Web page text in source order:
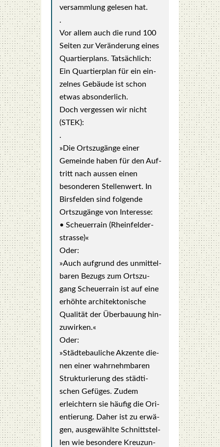
ver­samm­lung gele­sen hat.
.
Vor allem auch die rund 100
Sei­ten zur Ver­än­de­rung eines
Quar­tier­plans. Tat­säch­lich:
Ein Quar­tier­plan für ein ein­
zel­nes Gebäu­de ist schon
etwas abson­der­lich.
Doch ver­ges­sen wir nicht
(STEK):
.
»Die Orts­zu­gän­ge einer
Gemein­de haben für den Auf­
tritt nach aus­sen einen
beson­de­ren Stel­len­wert. In
Birs­fel­den sind fol­gen­de
Orts­zu­gän­ge von Inter­es­se:
• Scheu­er­rain (Rhein­fel­d­er­
stras­se)«
Oder:
»Auch auf­grund des unmit­tel­
ba­ren Bezugs zum Orts­zu­
gang Scheu­er­rain ist auf eine
erhöh­te archi­tek­to­ni­sche
Qua­li­tät der Über­bau­ung hin­
zu­wir­ken.«
Oder:
»Städ­te­bau­li­che Akzen­te die­
nen einer wahr­nehm­ba­ren
Struk­tu­rie­rung des städ­ti­
schen Gefüges. Zudem
erleich­tern sie häu­fig die Ori­
en­tie­rung. Daher ist zu erwä­
gen, aus­ge­wähl­te Schnitt­stel­
len wie beson­de­re Kreu­zun­